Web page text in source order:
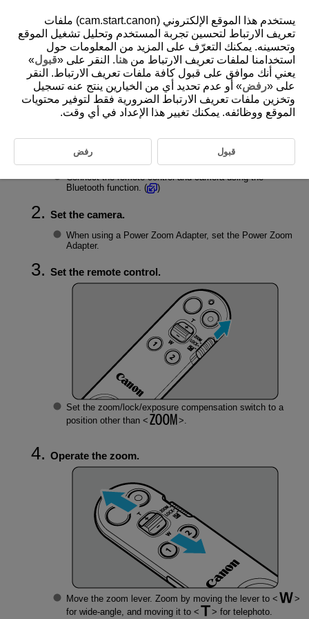
D403-012
Operating the Zoom
Zoom operations can be performed with the remote control.
Connect the remote control to the camera.
Connect the remote control and camera using the
Bluetooth function. (
)
Set the camera.
When using a Power Zoom Adapter, set the Power Zoom
Adapter.
Set the remote control.
Set the zoom/lock/exposure compensation switch to a
position other than
.
Operate the zoom.
Move the zoom lever. Zoom by moving the lever to
for wide-angle, and moving it to
for telephoto.
يستخدم هذا الموقع الإلكتروني (cam.start.canon) ملفات
تعريف الارتباط لتحسين تجربة المستخدم وتحليل تشغيل الموقع
وتحسينه. يمكنك التعرّف على المزيد من المعلومات حول
استخدامنا لملفات تعريف الارتباط من هنا. النقر على «قبول»
يعني أنك موافق على قبول كافة ملفات تعريف الارتباط. النقر
على «رفض» أو عدم تحديد أي من الخيارين ينتج عنه تسجيل
وتخزين ملفات تعريف الارتباط الضرورية فقط لتوفير محتويات
الموقع ووظائفه. يمكنك تغيير هذا الإعداد في أي وقت.
قبول رفض